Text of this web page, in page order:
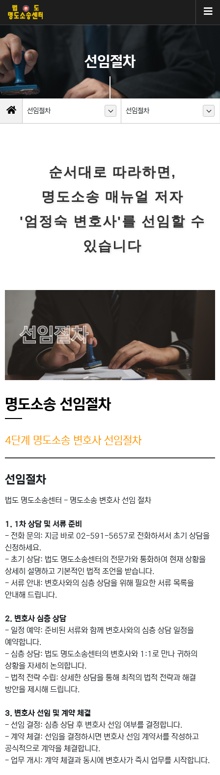
선임절차
선임절차 선임절차
순서대로 따라하면,
명도소송 매뉴얼 저자
'엄정숙 변호사'를 선임할 수
있습니다
선임절차
명도소송 선임절차
4단계 명도소송 변호사 선임절차
선임절차
법도 명도소송센터 - 명도소송 변호사 선임 절차
1. 1차 상담 및 서류 준비
- 전화 문의: 지금 바로 02-591-5657로 전화하셔서 초기 상담을
신청하세요.
- 초기 상담: 법도 명도소송센터의 전문가와 통화하여 현재 상황을
상세히 설명하고 기본적인 법적 조언을 받습니다.
- 서류 안내: 변호사와의 심층 상담을 위해 필요한 서류 목록을
안내해 드립니다.
2. 변호사 심층 상담
- 일정 예약: 준비된 서류와 함께 변호사와의 심층 상담 일정을
예약합니다.
- 심층 상담: 법도 명도소송센터의 변호사와 1:1로 만나 귀하의
상황을 자세히 논의합니다.
- 법적 전략 수립: 상세한 상담을 통해 최적의 법적 전략과 해결
방안을 제시해 드립니다.
3. 변호사 선임 및 계약 체결
- 선임 결정: 심층 상담 후 변호사 선임 여부를 결정합니다.
- 계약 체결: 선임을 결정하시면 변호사 선임 계약서를 작성하고
공식적으로 계약을 체결합니다.
- 업무 개시: 계약 체결과 동시에 변호사가 즉시 업무를 시작합니다.